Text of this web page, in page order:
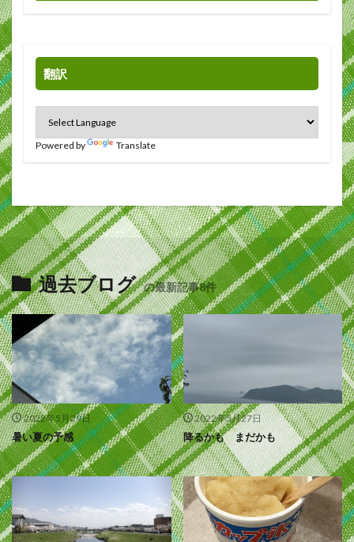
翻訳
Powered by Translate
過去ブログ の最新記事8件
2022年5月29日
暑い夏の予感
2022年5月27日
降るかも まだかも